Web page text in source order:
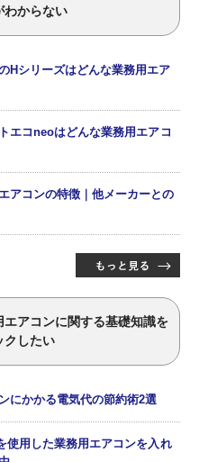
わからない
Hシリーズはどんな業務用エア
エコneoはどんな業務用エアコ
アコンの特徴｜他メーカーとの
エアコンに関する基礎知識を
クしたい
にかかる電気代の節約術2選
使用した業務用エアコンを入れ